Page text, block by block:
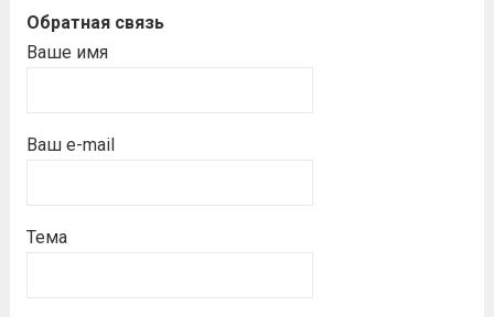
Обратная связь
Ваше имя
Ваш e-mail
Тема